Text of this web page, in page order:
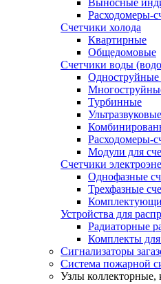
Выносные
Расходомеры-
Счетчики холода
Квартирные
Общедомовые
Счетчики воды
Одноструйные
Турбинные
Расходомеры-
Модули для
Счетчики
Однофазные
Трехфазные
Устройства для
Радиаторные
Комплекты
Сигнализаторы
Система пожарной
Узлы коллекторные,